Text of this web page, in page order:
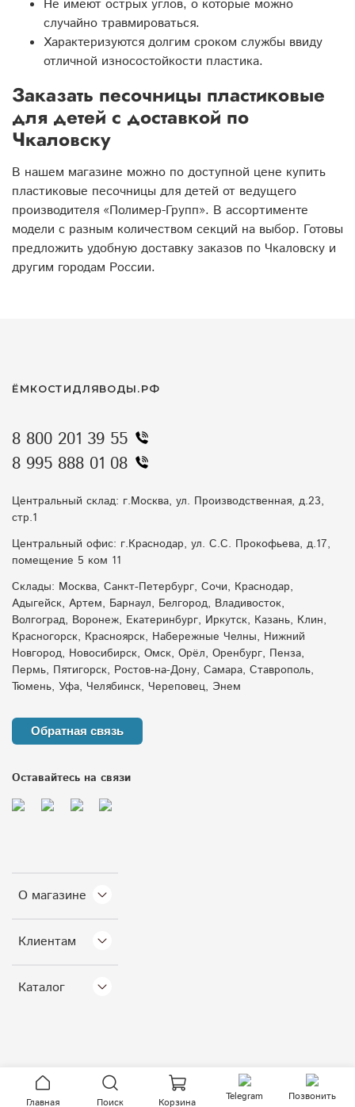
Не имеют острых углов, о которые можно
случайно травмироваться.
Характеризуются долгим сроком службы ввиду
отличной износостойкости пластика.
Заказать песочницы пластиковые
для детей с доставкой по
Чкаловску
В нашем магазине можно по доступной цене купить
пластиковые песочницы для детей от ведущего
производителя «Полимер-Групп». В ассортименте
модели с разным количеством секций на выбор. Готовы
предложить удобную доставку заказов по Чкаловску и
другим городам России.
О магазине
Клиентам
Каталог
ЁМКОСТИДЛЯВОДЫ.РФ
8 800 201 39 55
8 995 888 01 08
Центральный склад: г.Москва, ул. Производственная, д.23,
стр.1
Центральный офис: г.Краснодар, ул. С.С. Прокофьева, д.17,
помещение 5 ком 11
Склады: Москва, Санкт-Петербург, Сочи, Краснодар,
Адыгейск, Артем, Барнаул, Белгород, Владивосток,
Волгоград, Воронеж, Екатеринбург, Иркутск, Казань, Клин,
Красногорск, Красноярск, Набережные Челны, Нижний
Новгород, Новосибирск, Омск, Орёл, Оренбург, Пенза,
Пермь, Пятигорск, Ростов-на-Дону, Самара, Ставрополь,
Тюмень, Уфа, Челябинск, Череповец, Энем
Обратная связь
Оставайтесь на связи
Главная Поиск Корзина Telegram Позвонить